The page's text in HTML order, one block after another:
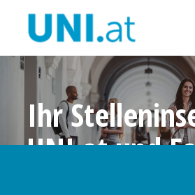
Ihr
UNI.at und